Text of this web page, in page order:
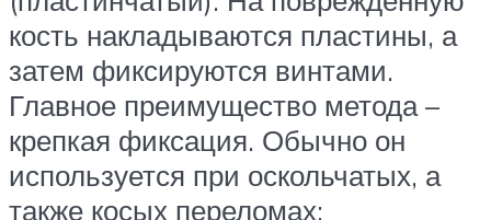
кость накладываются пластины, а
затем фиксируются винтами.
Главное преимущество метода –
крепкая фиксация. Обычно он
используется при оскольчатых, а
также косых переломах;